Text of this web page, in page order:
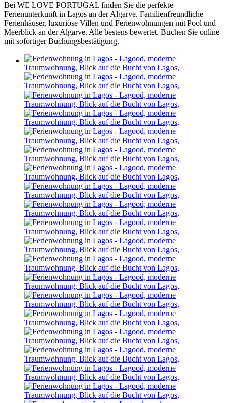
Bei WE LOVE PORTUGAL finden Sie die perfekte
Ferienunterkunft in Lagos an der Algarve. Familienfreundliche
Ferienhäuser, luxuriöse Villen und Ferienwohnungen mit Pool und
Meerblick an der Algarve. Alle bestens bewertet. Buchen Sie online
mit sofortiger Buchungsbestätigung.